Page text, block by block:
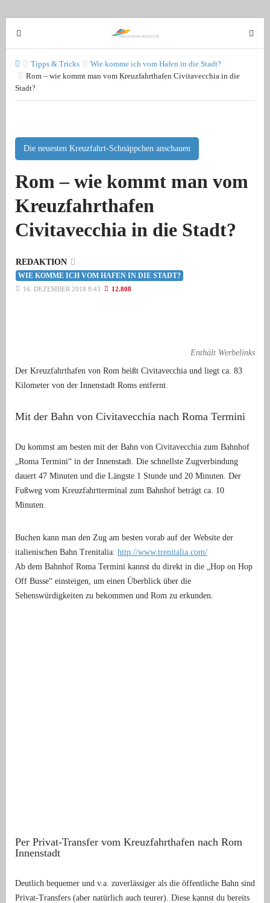
T
o
g
g
l
i
g
o
T
o
Tipps & Tricks
Wie komme ich vom Hafen in die Stadt?
Rom – wie kommt man vom Kreuzfahrthafen Civitavecchia in die
Stadt?
Die neuesten Kreuzfahrt-Schnäppchen anschauen
Rom – wie kommt man vom
Kreuzfahrthafen
Civitavecchia in die Stadt?
REDAKTION
WIE KOMME ICH VOM HAFEN IN DIE STADT?
16. DEZEMBER 2018 8:43 12.808
Enthält Werbelinks
Der Kreuzfahrthafen von Rom heißt Civitavecchia und liegt ca. 83
Kilometer von der Innenstadt Roms entfernt.
Mit der Bahn von Civitavecchia nach Roma Termini
Du kommst am besten mit der Bahn von Civitavecchia zum Bahnhof
„Roma Termini“ in der Innenstadt. Die schnellste Zugverbindung
dauert 47 Minuten und die Längste 1 Stunde und 20 Minuten. Der
Fußweg vom Kreuzfahrtterminal zum Bahnhof beträgt ca. 10
Minuten.
Buchen kann man den Zug am besten vorab auf der Website der
italienischen Bahn Trenitalia: http://www.trenitalia.com/
Ab dem Bahnhof Roma Termini kannst du direkt in die „Hop on Hop
Off Busse“ einsteigen, um einen Überblick über die
Sehenswürdigkeiten zu bekommen und Rom zu erkunden.
Per Privat-Transfer vom Kreuzfahrthafen nach Rom
Innenstadt
Deutlich bequemer und v.a. zuverlässiger als die öffentliche Bahn sind
Privat-Transfers (aber natürlich auch teurer). Diese kannst du bereits